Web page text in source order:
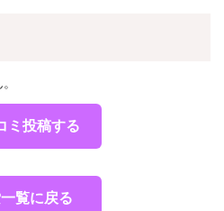
ミ投稿する
覧に戻る